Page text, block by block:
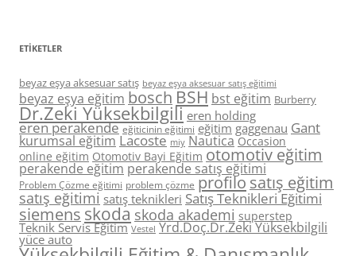
ETIKETLER
beyaz eşya aksesuar satış beyaz eşya aksesuar satış eğitimi
beyaz eşya eğitim boschBSH bst eğitim Burberry
Dr.Zeki Yüksekbilgili eren holding
eren perakende eğiticinin eğitimi eğitim gaggenau Gant
kurumsal eğitim Lacoste miy Nautica Occasion
online eğitim Otomotiv Bayi Eğitim otomotiv eğitim
perakende eğitim perakende satış eğitimi
Problem Çözme eğitimi problem çözme profilo satış eğitim
satış eğitimi satış teknikleri Satış Teknikleri Eğitimi
siemens skoda skoda akademi superstep
Teknik Servis Eğitim Vestel Yrd.Doç.Dr.Zeki Yüksekbilgili
yüce auto